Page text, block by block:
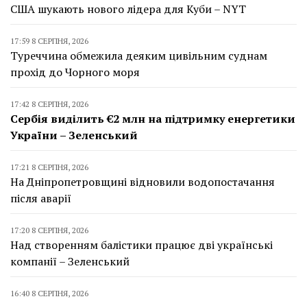
США шукають нового лідера для Куби – NYT
17:59 8 СЕРПНЯ, 2026
Туреччина обмежила деяким цивільним суднам
прохід до Чорного моря
17:42 8 СЕРПНЯ, 2026
Сербія виділить €2 млн на підтримку енергетики
України – Зеленський
17:21 8 СЕРПНЯ, 2026
На Дніпропетровщині відновили водопостачання
після аварії
17:20 8 СЕРПНЯ, 2026
Над створенням балістики працює дві українські
компанії – Зеленський
16:40 8 СЕРПНЯ, 2026